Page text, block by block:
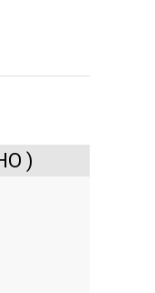
)